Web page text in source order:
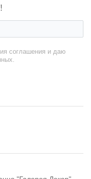
соглашения и даю